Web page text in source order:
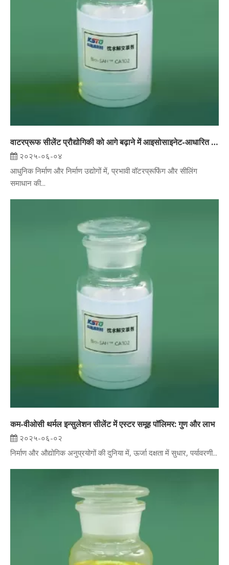
वाटरप्रूफ सीलेंट प्रौद्योगिकी को आगे बढ़ाने में आइसोसाइनेट-आधारित पॉलीओल्स की भूमिका
२०२५-०६-०४
आधुनिक निर्माण और निर्माण उद्योगों में, प्रभावी वॉटरप्रूफिंग और सीलिंग
समाधान की...
कम-वीओसी थर्मल इन्सुलेशन सीलेंट में एस्टर समूह पॉलिमर: गुण और लाभ
२०२५-०६-०२
निर्माण और औद्योगिक अनुप्रयोगों की दुनिया में, ऊर्जा दक्षता में सुधार, पर्यावरणी...